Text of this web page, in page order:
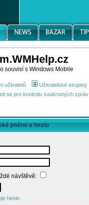
souvisí s Windows Mobile
uživatelů Uživatelské skupiny
se pro kontrolu soukromých zpráv
jméno a heslo
návštěvě:
heslo